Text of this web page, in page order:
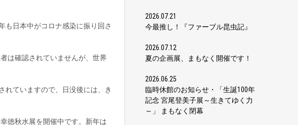
も日本中がコロナ感染に振り回さ
は確認されていませんが、世界
れていますので、日没後には、き
徳秋水展を開催中です。新年は
2026.07.21
今最推し！『ファーブル昆虫記』
2026.07.12
夏の企画展、まもなく開催です！
2026.06.25
臨時休館のお知らせ・「生誕100年
記念 宮尾登美子展～生きてゆく力
～」 まもなく閉幕